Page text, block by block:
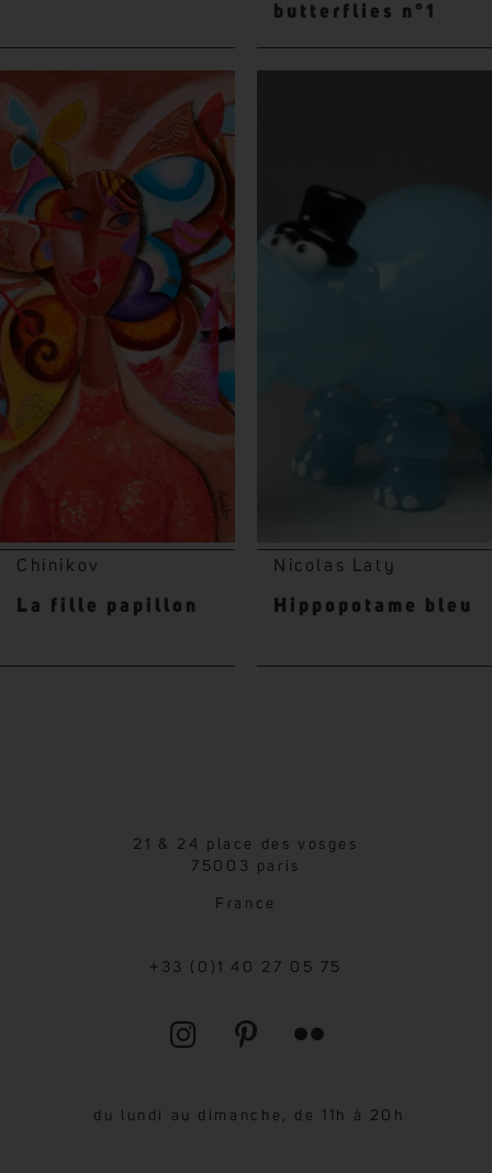
butterflies n°1
Chinikov
La fille papillon
Nicolas Laty
Hippopotame bleu
21 & 24 place des vosges
75003 paris
France
+33 (0)1 40 27 05 75
du lundi au dimanche, de 11h à 20h